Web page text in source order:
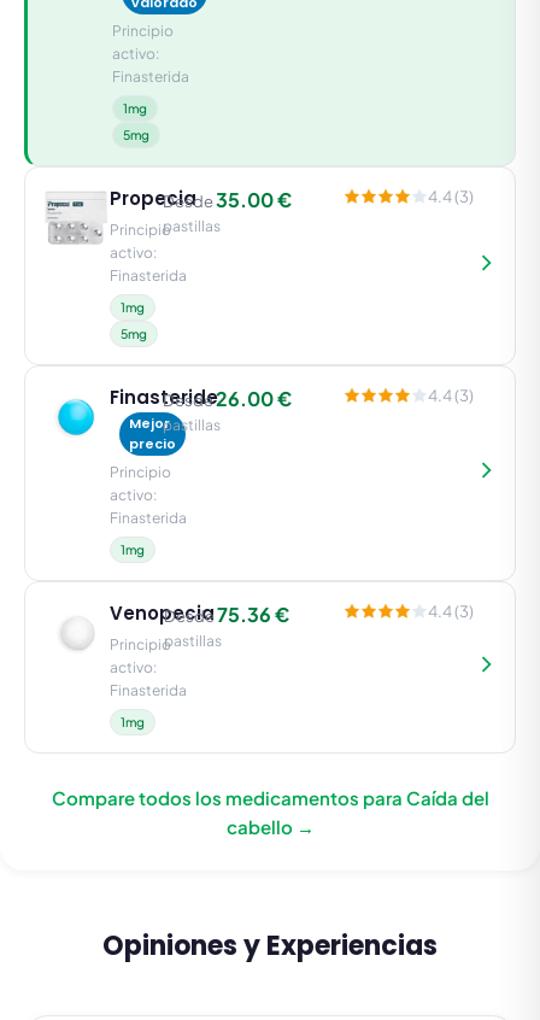
Principio
activo:
Finasterida
1mg
5mg
Propecia
Principio
activo:
Finasterida
1mg
5mg
Desde35.00 €
pastillas
4.4 (3)
Finasteride
Mejor
precio
Principio
activo:
Finasterida
1mg
Desde26.00 €
pastillas
4.4 (3)
Venopecia
Principio
activo:
Finasterida
1mg
Desde75.36 €
pastillas
4.4 (3)
Compare todos los medicamentos para Caída del
cabello →
Opiniones y Experiencias